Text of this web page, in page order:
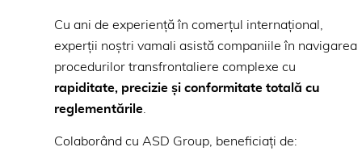
Cu ani de experiență în comerțul internațional,
experții noștri vamali asistă companiile în navigarea
procedurilor transfrontaliere complexe cu
rapiditate, precizie și conformitate totală cu
reglementările
Colaborând cu ASD Group, beneficiați de: